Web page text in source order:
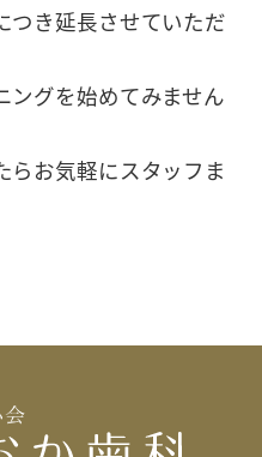
つき延長させていただ
ングを始めてみません
らお気軽にスタッフま